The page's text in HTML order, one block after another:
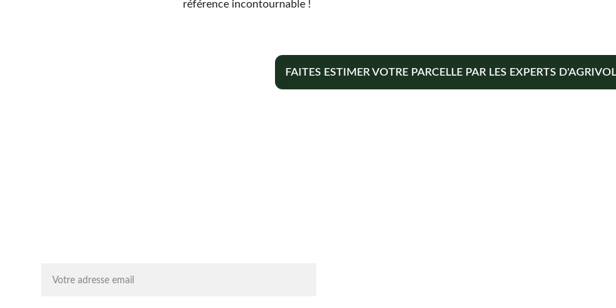
référence incontournable !
FAITES ESTIMER VOTRE PARCELLE PAR LES EXPERTS